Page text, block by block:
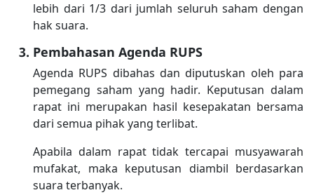
lebih dari 1/3 dari jumlah seluruh saham dengan
hak suara.
Pembahasan Agenda RUPS
Agenda RUPS dibahas dan diputuskan oleh para
pemegang saham yang hadir. Keputusan dalam
rapat ini merupakan hasil kesepakatan bersama
dari semua pihak yang terlibat.
Apabila dalam rapat tidak tercapai musyawarah
mufakat, maka keputusan diambil berdasarkan
suara terbanyak.